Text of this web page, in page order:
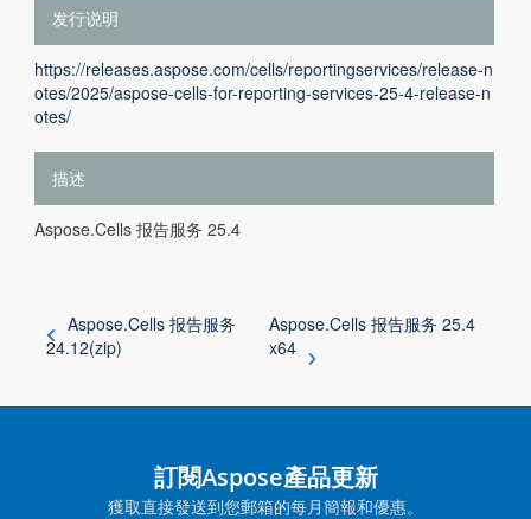
发行说明
https://releases.aspose.com/cells/reportingservices/release-n
otes/2025/aspose-cells-for-reporting-services-25-4-release-n
otes/
描述
Aspose.Cells 报告服务 25.4
Aspose.Cells 报告服务
24.12(zip)
Aspose.Cells 报告服务 25.4
x64
訂閱Aspose產品更新
獲取直接發送到您郵箱的每月簡報和優惠。